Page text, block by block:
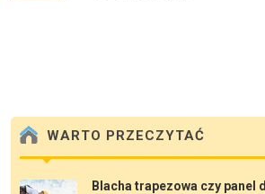
WARTO PRZECZYTAĆ
Blacha trapezowa czy panel